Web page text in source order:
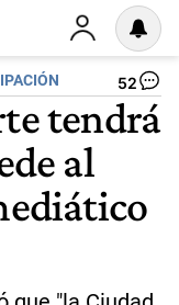
52
tendrá
al